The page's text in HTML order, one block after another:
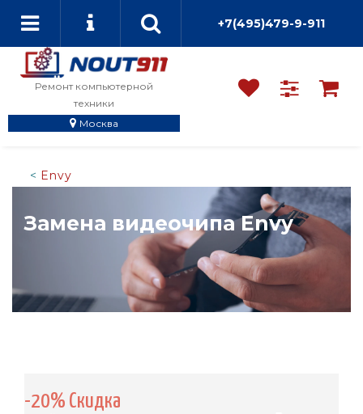
+7(495)479-9-911
Ремонт компьютерной
техники
Москва
Envy
Замена видеочипа Envy
-20% Скидка